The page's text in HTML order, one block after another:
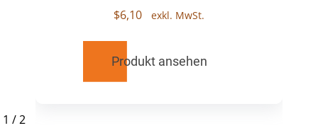
$6,10
Produkt ansehen
1 /2